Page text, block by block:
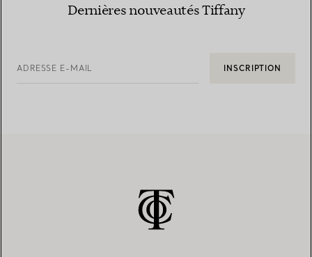
Dernières nouveautés Tiffany
ADRESSE E-MAIL INSCRIPTION